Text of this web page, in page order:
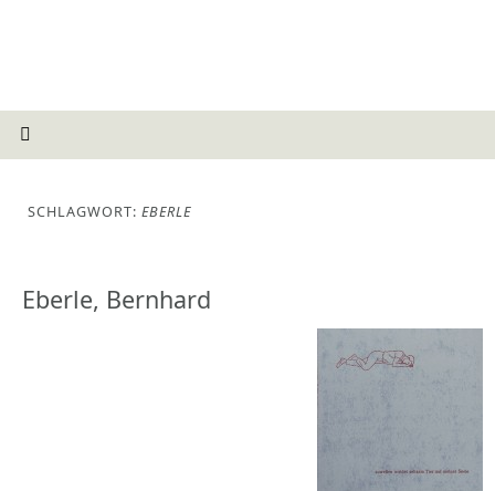
SCHLAGWORT: EBERLE
Eberle, Bernhard